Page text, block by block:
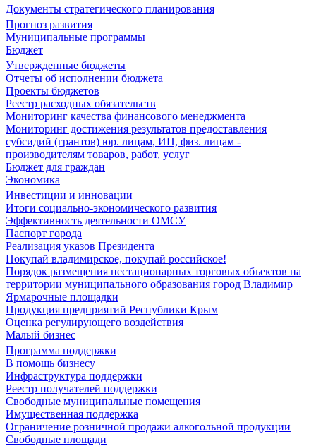
Документы стратегического планирования
Прогноз развития
Муниципальные программы
Бюджет
Утвержденные бюджеты
Отчеты об исполнении бюджета
Проекты бюджетов
Реестр расходных обязательств
Мониторинг качества финансового менеджмента
Мониторинг достижения результатов предоставления
субсидий (грантов) юр. лицам, ИП, физ. лицам -
производителям товаров, работ, услуг
Бюджет для граждан
Экономика
Инвестиции и инновации
Итоги социально-экономического развития
Эффективность деятельности ОМСУ
Паспорт города
Реализация указов Президента
Покупай владимирское, покупай российское!
Порядок размещения нестационарных торговых объектов на
территории муниципального образования город Владимир
Ярмарочные площадки
Продукция предприятий Республики Крым
Оценка регулирующего воздействия
Малый бизнес
Программа поддержки
В помощь бизнесу
Инфраструктура поддержки
Реестр получателей поддержки
Свободные муниципальные помещения
Имущественная поддержка
Ограничение розничной продажи алкогольной продукции
Свободные площади